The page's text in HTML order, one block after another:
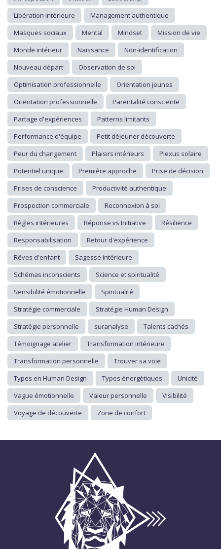
Libération intérieure
Management authentique
Masques sociaux
Mental Mindset
Mission de vie
Monde intérieur
Naissance
Non-identification
Nouveau départ
Observation de soi
Optimisation professionnelle
Orientation jeunes
Orientation professionnelle
Parentalité consciente
Partage d'expériences
Patterns limitants
Performance d'équipe
Petit déjeuner découverte
Peur du changement
Plaisirs intérieurs
Plexus solaire
Potentiel unique
Première approche
Prise de décision
Prises de conscience
Productivité authentique
Prospection commerciale
Reconnexion à soi
Règles intérieures
Réponse vs Initiative
Résilience
Responsabilisation
Retour d'expérience
Rêves d'enfant
Sagesse intérieure
Schémas inconscients
Science et spiritualité
Sensibilité émotionnelle
Spiritualité
Stratégie commerciale
Stratégie Human Design
Stratégie personnelle
suranalyse
Talents cachés
Témoignage atelier
Transformation intérieure
Transformation personnelle
Trouver sa voie
Types en Human Design
Types énergétiques
Unicité
Vague émotionnelle
Valeur personnelle
Visibilité
Voyage de découverte
Zone de confort